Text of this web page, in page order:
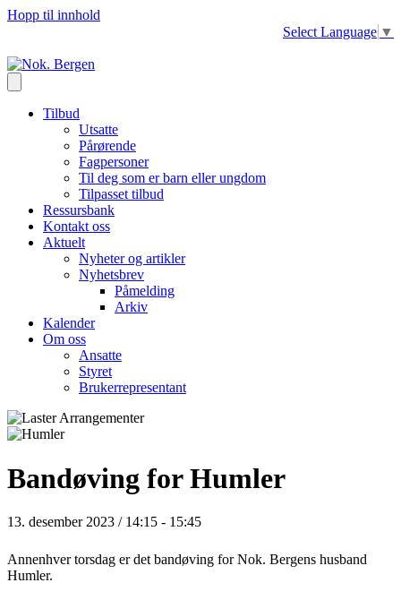
Hopp til innhold
Select Language ▼
Tilbud
Utsatte
Pårørende
Fagpersoner
Til deg som er barn eller ungdom
Tilpasset tilbud
Ressursbank
Kontakt oss
Aktuelt
Nyheter og artikler
Nyhetsbrev
Påmelding
Arkiv
Kalender
Om oss
Ansatte
Styret
Brukerrepresentant
Bandøving for Humler
13. desember 2023 / 14:15 - 15:45
Annenhver torsdag er det bandøving for Nok. Bergens husband
Humler.